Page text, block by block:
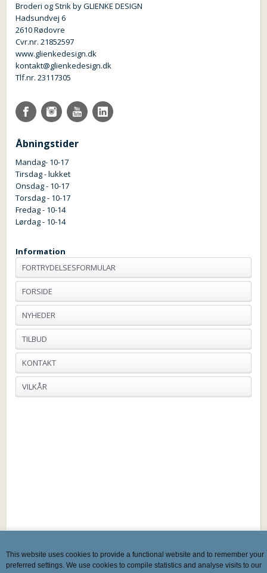
This website uses cookies to provide a functional website and to remember your
preferred settings. We use cookies to compile statistics and analyse visits to our
Broderi og Strik by GLIENKE DESIGN
Hadsundvej 6
2610 Rødovre
Cvr.nr. 21852597
www.glienkedesign.dk
kontakt@glienkedesign.dk
Tlf.nr. 23117305
Åbningstider
Mandag- 10-17
Tirsdag - lukket
Onsdag - 10-17
Torsdag - 10-17
Fredag - 10-14
Lørdag - 10-14
Information
FORTRYDELSESFORMULAR
FORSIDE
NYHEDER
TILBUD
KONTAKT
VILKÅR